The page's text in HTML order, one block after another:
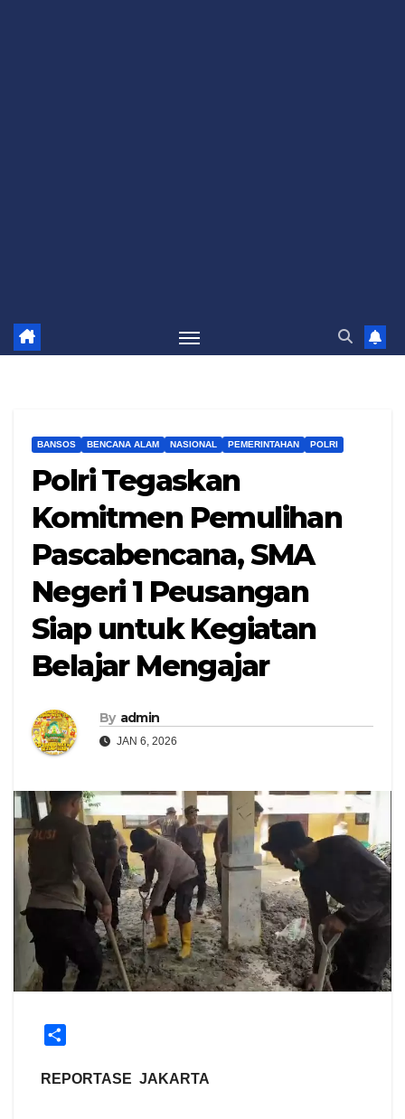
BANSOS BENCANA ALAM NASIONAL PEMERINTAHAN POLRI
Polri Tegaskan
Komitmen Pemulihan
Pascabencana, SMA
Negeri 1 Peusangan
Siap untuk Kegiatan
Belajar Mengajar
By admin
JAN 6, 2026
a
REPORTASE JAKARTA